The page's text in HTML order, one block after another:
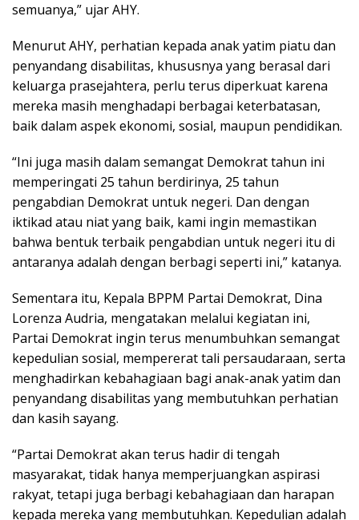
semuanya,” ujar AHY.
Menurut AHY, perhatian kepada anak yatim piatu dan
penyandang disabilitas, khususnya yang berasal dari
keluarga prasejahtera, perlu terus diperkuat karena
mereka masih menghadapi berbagai keterbatasan,
baik dalam aspek ekonomi, sosial, maupun pendidikan.
“Ini juga masih dalam semangat Demokrat tahun ini
memperingati 25 tahun berdirinya, 25 tahun
pengabdian Demokrat untuk negeri. Dan dengan
iktikad atau niat yang baik, kami ingin memastikan
bahwa bentuk terbaik pengabdian untuk negeri itu di
antaranya adalah dengan berbagi seperti ini,” katanya.
Sementara itu, Kepala BPPM Partai Demokrat, Dina
Lorenza Audria, mengatakan melalui kegiatan ini,
Partai Demokrat ingin terus menumbuhkan semangat
kepedulian sosial, mempererat tali persaudaraan, serta
menghadirkan kebahagiaan bagi anak-anak yatim dan
penyandang disabilitas yang membutuhkan perhatian
dan kasih sayang.
“Partai Demokrat akan terus hadir di tengah
masyarakat, tidak hanya memperjuangkan aspirasi
rakyat, tetapi juga berbagi kebahagiaan dan harapan
kepada mereka yang membutuhkan. Kepedulian adalah